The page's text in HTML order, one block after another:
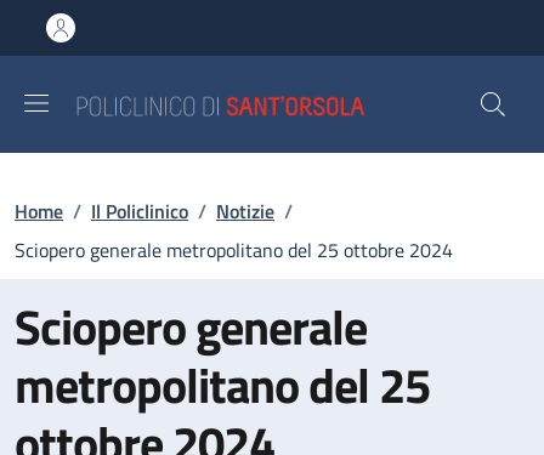
al contenuto principale
to footer content
Briciole di pane
Home / Il Policlinico / Notizie /
Sciopero generale metropolitano del 25 ottobre 2024
Sciopero generale
metropolitano del 25